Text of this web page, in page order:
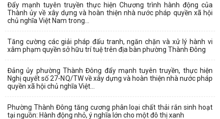
Đẩy mạnh tuyên truyền thực hiện Chương trình hành động của
Thành ủy về xây dựng và hoàn thiện nhà nước pháp quyền xã hội
chủ nghĩa Việt Nam trong...
Tăng cường các giải pháp đấu tranh, ngăn chặn và xử lý hành vi
xâm phạm quyền sở hữu trí tuệ trên địa bàn phường Thành Đông
Đảng ủy phường Thành Đông đẩy mạnh tuyên truyền, thực hiện
Nghị quyết số 27-NQ/TW về xây dựng và hoàn thiện nhà nước pháp
quyền xã hội chủ nghĩa Việt...
Phường Thành Đông tăng cương phân loại chất thải rắn sinh hoạt
tại nguồn: Hành động nhỏ, ý nghĩa lớn cho một đô thị xanh